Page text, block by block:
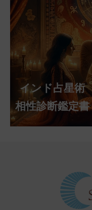
インド占星術
相性診断鑑定書